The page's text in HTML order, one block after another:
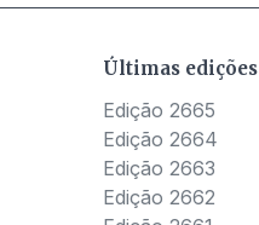
Últimas edições
Edição 2665
Edição 2664
Edição 2663
Edição 2662